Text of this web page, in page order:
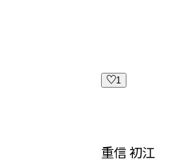
1
夏梅 美智子